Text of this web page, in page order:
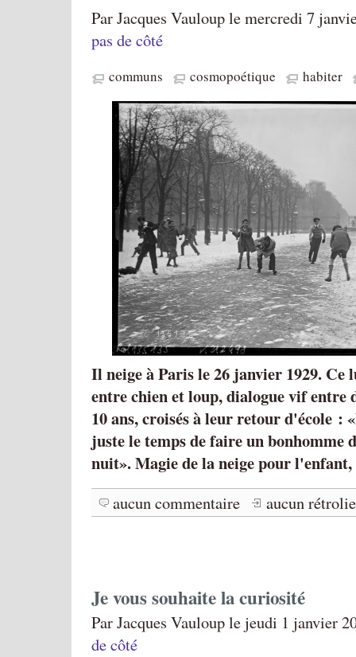
Par Jacques Vauloup le mercredi 7
pas de côté
communs cosmopoétique habiter
Il neige à Paris le 26 janvier 1929. Ce
entre chien et loup, dialogue vif entre
10 ans, croisés à leur retour d'école :
juste le temps de faire un bonhomme
nuit . Magie de la neige pour l'enfant,
aucun commentaire aucun
Je vous souhaite la curiosité
Par Jacques Vauloup le jeudi 1 janvier
de côté